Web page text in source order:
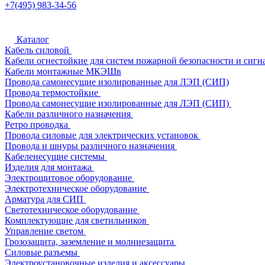
+7(495) 983-34-56
Каталог
Кабель силовой
Кабели огнестойкие для систем пожарной безопасности и
Кабели монтажные МКЭШв
Провода самонесущие изолированные для ЛЭП (СИП)
Провода термостойкие
Провода самонесущие изолированные для ЛЭП (СИП)
Кабели различного назначения
Ретро проводка
Провода силовые для электрических установок
Провода и шнуры различного назначения
Кабеленесущие системы
Изделия для монтажа
Электрощитовое оборудование
Электротехническое оборудование
Арматура для СИП
Светотехническое оборудование
Комплектующие для светильников
Управление светом
Грозозащита, заземление и молниезащита
Силовые разъемы
Электроустановочные изделия и аксессуары